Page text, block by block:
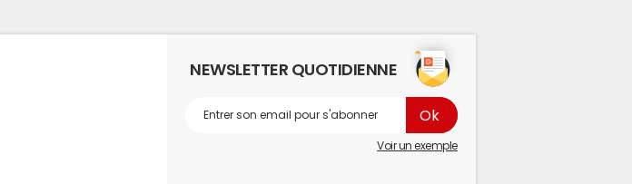
NEWSLETTER QUOTIDIENNE
Voir un exemple